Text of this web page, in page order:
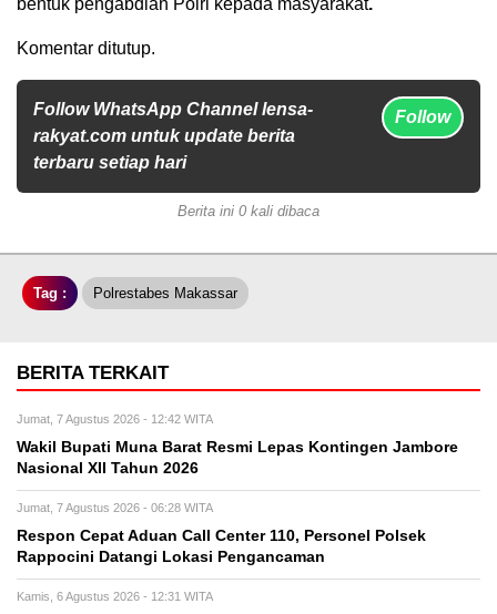
bentuk pengabdian Polri kepada masyarakat.
Komentar ditutup.
Follow WhatsApp Channel lensa-
rakyat.com untuk update berita
terbaru setiap hari
Follow
Berita ini 0 kali dibaca
Tag : Polrestabes Makassar
BERITA TERKAIT
Jumat, 7 Agustus 2026 - 12:42 WITA
Wakil Bupati Muna Barat Resmi Lepas Kontingen Jambore
Nasional XII Tahun 2026
Jumat, 7 Agustus 2026 - 06:28 WITA
Respon Cepat Aduan Call Center 110, Personel Polsek
Rappocini Datangi Lokasi Pengancaman
Kamis, 6 Agustus 2026 - 12:31 WITA